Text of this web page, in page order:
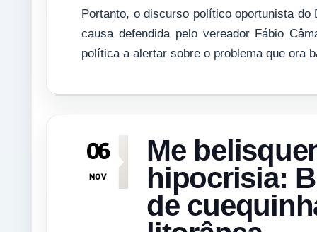
Portanto, o discurso político oportunista do
causa defendida pelo vereador Fábio
política a alertar sobre o problema que ora
06
NOV
Me
hipocrisia:
de